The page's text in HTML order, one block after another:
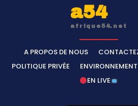
a54
afrique54.net
A PROPOS DE NOUS
POLITIQUE PRIVÉE
ENVIRONNEMENT
EN LIVE